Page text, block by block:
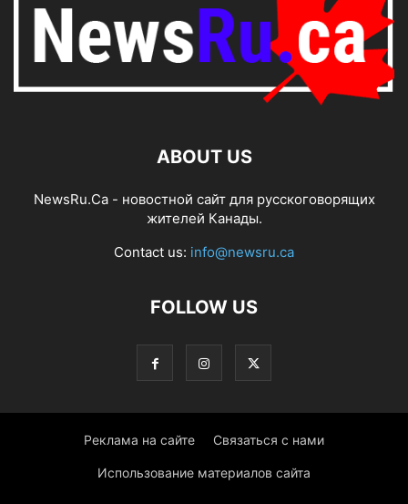
ABOUT US
NewsRu.Ca - новостной сайт для русскоговорящих
жителей Канады.
Contact us: info@newsru.ca
FOLLOW US
Реклама на сайте Связаться с нами
Использование материалов сайта